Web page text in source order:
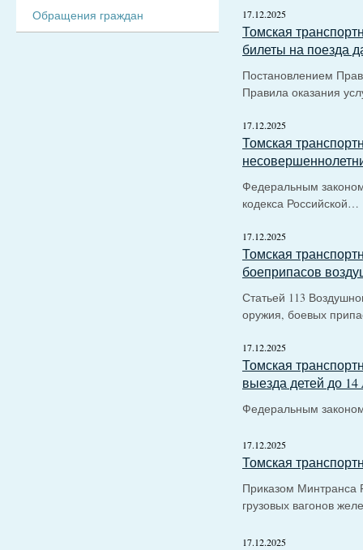
17.12.2025
Томская
билеты на поезда
Постановлением
Правила оказания
17.12.2025
Томская
Федеральным
кодекса Российской…
17.12.2025
Томская
боеприпасов
Статьей 113
оружия, боевых
17.12.2025
Томская
выезда детей до
Федеральным
17.12.2025
Томская
Приказом Минтранса
грузовых вагонов
17.12.2025
Обращения граждан